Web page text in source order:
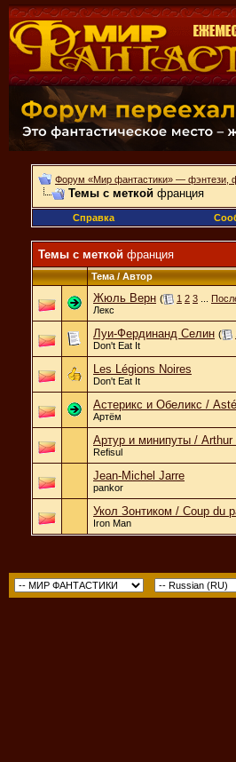
Форум «Мир фантастики» — фэнтези,
Темы с меткой франция
Справка
Темы с меткой франция
Тема / Автор
Жюль Верн ( 1 2 3
Лекс
Луи-Фердинанд Селин (
Don't Eat It
Les Légions Noires
Don't Eat It
Астерикс и Обеликс /
Артём
Артур и минипуты /
Refisul
Jean-Michel Jarre
pankor
Укол Зонтиком / Coup du
Iron Man